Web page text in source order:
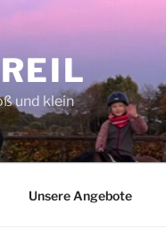
und klein
Unsere Angebote